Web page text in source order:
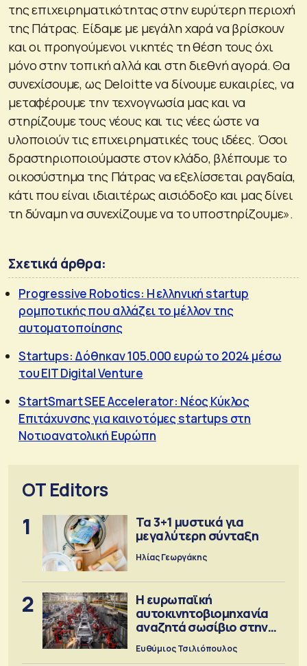
της επιχειρηματικότητας στην ευρύτερη περιοχή
της Πάτρας. Είδαμε με μεγάλη χαρά να βρίσκουν
και οι προηγούμενοι νικητές τη θέση τους όχι
μόνο στην τοπική αλλά και στη διεθνή αγορά. Θα
συνεχίσουμε, ως Deloitte να δίνουμε ευκαιρίες, να
μεταφέρουμε την τεχνογνωσία μας και να
στηρίζουμε τους νέους και τις νέες ώστε να
υλοποιούν τις επιχειρηματικές τους ιδέες. Όσοι
δραστηριοποιούμαστε στον κλάδο, βλέπουμε το
οικοσύστημα της Πάτρας να εξελίσσεται ραγδαία,
κάτι που είναι ιδιαιτέρως αισιόδοξο και μας δίνει
τη δύναμη να συνεχίζουμε να το υποστηρίζουμε».
Σχετικά άρθρα:
Progressive Robotics: Η ελληνική startup
ρομποτικής που αλλάζει το μέλλον της
αυτοματοποίησης
Startups: Δόθηκαν 105.000 ευρώ το 2024 μέσω
του EIT Digital Venture
StartSmart SEE Accelerator: Νέος Κύκλος
Επιτάχυνσης για καινοτόμες startups στη
Νοτιοανατολική Ευρώπη
OT Editors
1
Τα 3+1 μυστικά για
μεγαλύτερη σύνταξη
Ηλίας Γεωργάκης
2
Η ευρωπαϊκή
αυτοκινητοβιομηχανία
αναζητά σωσίβιο στην
Κίνα
Ευθύμιος Τσιλιόπουλος